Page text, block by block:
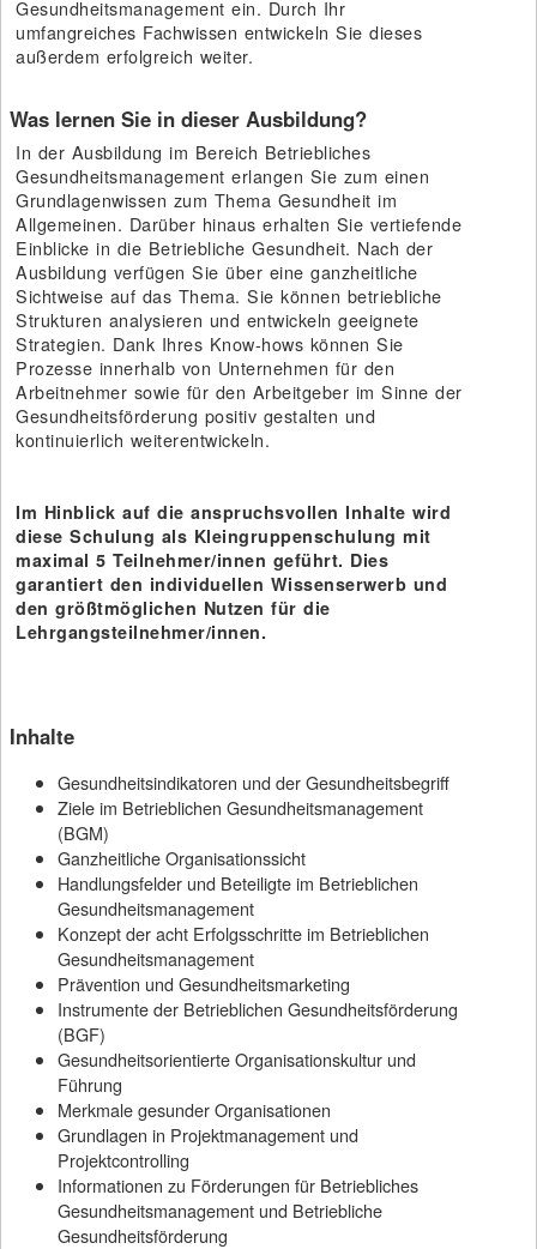
Gesundheitsmanagement ein. Durch Ihr
umfangreiches Fachwissen entwickeln Sie dieses
außerdem erfolgreich weiter.
Was lernen Sie in dieser Ausbildung?
In der Ausbildung im Bereich Betriebliches
Gesundheitsmanagement erlangen Sie zum einen
Grundlagenwissen zum Thema Gesundheit im
Allgemeinen. Darüber hinaus erhalten Sie vertiefende
Einblicke in die Betriebliche Gesundheit. Nach der
Ausbildung verfügen Sie über eine ganzheitliche
Sichtweise auf das Thema. Sie können betriebliche
Strukturen analysieren und entwickeln geeignete
Strategien. Dank Ihres Know-hows können Sie
Prozesse innerhalb von Unternehmen für den
Arbeitnehmer sowie für den Arbeitgeber im Sinne der
Gesundheitsförderung positiv gestalten und
kontinuierlich weiterentwickeln.
Im Hinblick auf die anspruchsvollen Inhalte wird
diese Schulung als Kleingruppenschulung mit
maximal 5 Teilnehmer/innen geführt. Dies
garantiert den individuellen Wissenserwerb und
den größtmöglichen Nutzen für die
Lehrgangsteilnehmer/innen.
Inhalte
Gesundheitsindikatoren und der Gesundheitsbegriff
Ziele im Betrieblichen Gesundheitsmanagement
(BGM)
Ganzheitliche Organisationssicht
Handlungsfelder und Beteiligte im Betrieblichen
Gesundheitsmanagement
Konzept der acht Erfolgsschritte im Betrieblichen
Gesundheitsmanagement
Prävention und Gesundheitsmarketing
Instrumente der Betrieblichen Gesundheitsförderung
(BGF)
Gesundheitsorientierte Organisationskultur und
Führung
Merkmale gesunder Organisationen
Grundlagen in Projektmanagement und
Projektcontrolling
Informationen zu Förderungen für Betriebliches
Gesundheitsmanagement und Betriebliche
Gesundheitsförderung